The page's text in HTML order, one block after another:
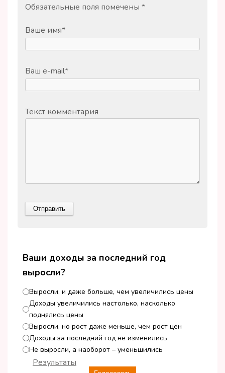
Обязательные поля помечены *
Ваше имя*
Ваш e-mail*
Текст комментария
Ваши доходы за последний год
выросли?
Выросли, и даже больше, чем увеличились цены
Доходы увеличились настолько, насколько
поднялись цены
Выросли, но рост даже меньше, чем рост цен
Доходы за последний год не изменились
Не выросли, а наоборот – уменьшились
Результаты